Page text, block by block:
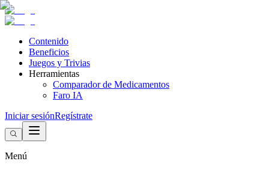
Contenido
Beneficios
Juegos y Trivias
Herramientas
Comparador de Medicamentos
Faro IA
Iniciar sesiónRegístrate
Menú